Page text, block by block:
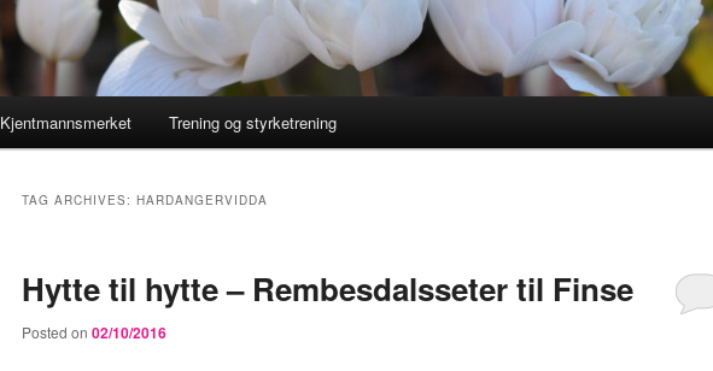
Kjentmannsmerket Trening og styrketrening
TAG ARCHIVES: HARDANGERVIDDA
Hytte til hytte – Rembesdalsseter til Finse
Posted on 02/10/2016